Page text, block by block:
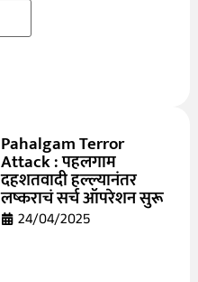
Pahalgam Terror
Attack : पहलगाम
दहशतवादी हल्ल्यानंतर
लष्कराचं सर्च ऑपरेशन सुरू
24/04/2025